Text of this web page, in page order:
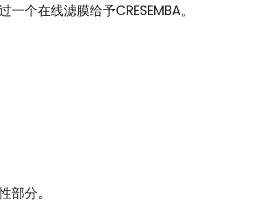
个在线滤膜给予CRESEMBA。
分。